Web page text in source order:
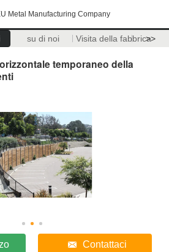
Metal Manufacturing Company
su di noi Visita della fabbrica>>
temporaneo della
Contattaci